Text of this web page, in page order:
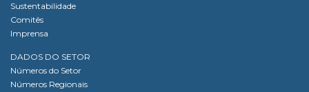
Sustentabilidade
Comitês
Imprensa
DADOS DO SETOR
Números do Setor
Números Regionais